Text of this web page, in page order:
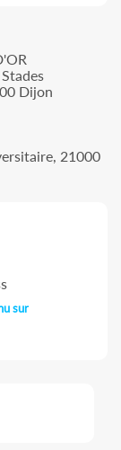
Dijon
21000
sur